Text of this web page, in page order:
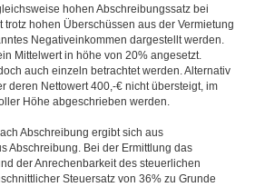
hohen Abschreibungssatz bei
trotz hohen Überschüssen aus der Vermietung
Negativeinkommen dargestellt werden.
Mittelwert in höhe von 20% angesetzt.
auch einzeln betrachtet werden. Alternativ
deren Nettowert 400,-€ nicht übersteigt, im
Höhe abgeschrieben werden.
Abschreibung ergibt sich aus
Abschreibung. Bei der Ermittlung das
der Anrechenbarkeit des steuerlichen
Steuersatz von 36% zu Grunde